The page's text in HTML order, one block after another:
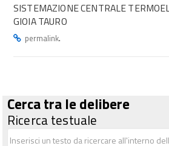
SISTEMAZIONE CENTRALE
GIOIA TAURO
permalink.
Cerca tra le delibere
Ricerca testuale